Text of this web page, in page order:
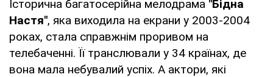
Історична багатосерійна мелодрама "Бідна
Настя", яка виходила на екрани у 2003-2004
роках, стала справжнім проривом на
телебаченні. Її транслювали у 34 країнах, де
вона мала небувалий успіх. А актори, які